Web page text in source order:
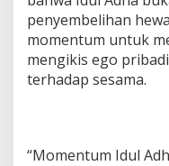
penyembelihan
momentum untuk
mengikis ego
terhadap sesama.
“Momentum Idul